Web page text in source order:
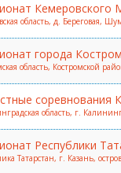
Кемеровского
область, д. Береговая,
города
область, Костромской
соревнования
область, г.
Республики
Татарстан, г. Казань,